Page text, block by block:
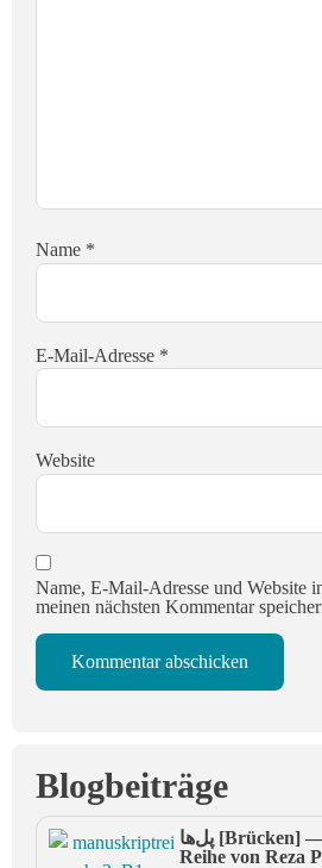
Name *
E-Mail-Adresse *
Website
Name, E-Mail-Adresse und Website
meinen nächsten Kommentar
Blogbeiträge
پل‌ها [Brücken] — eine Manuskript-
Reihe von Reza